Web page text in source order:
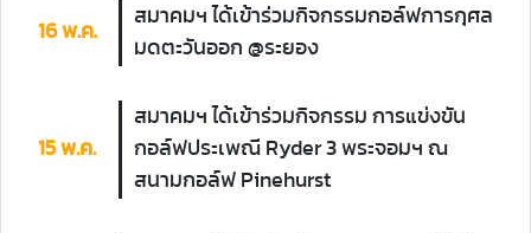
16 พ.ค.
สมาคมฯ ได้เข้าร่วมกิจกรรมกอล์ฟการกุศล
มดตะวันออก @ระยอง
15 พ.ค.
สมาคมฯ ได้เข้าร่วมกิจกรรม การแข่งขัน
กอล์ฟประเพณี Ryder 3 พระจอมฯ ณ
สนามกอล์ฟ Pinehurst